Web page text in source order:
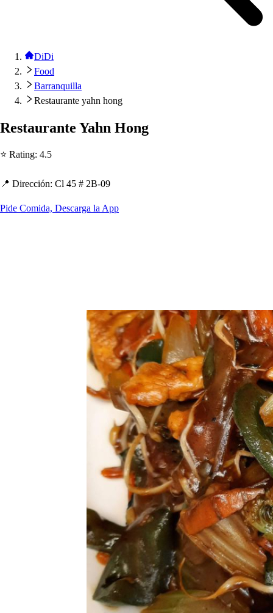
DiDi
Food
Barranquilla
Restaurante yahn hong
Restaurante Yahn Hong
⭐ Rating: 4.5
📍 Dirección: Cl 45 # 2B-09
Pide Comida, Descarga la App